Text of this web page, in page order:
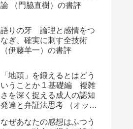
論 （門脇直樹）の書評
語りの牙 論理と感情をつ
なぎ、確実に刺す全技術
（伊藤羊一）の書評
「地頭」を鍛えるとはどう
いうことか 1 基礎編 複雑
さを深く捉える成人の認知
発達と弁証法思考 （オット
なぜあなたの感想はふつう